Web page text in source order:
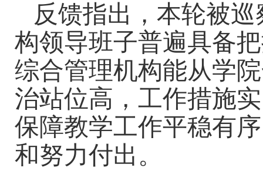
反馈指出，本轮被
构领导班子普遍具备
综合管理机构能从学
治站位高，工作措施
保障教学工作平稳有
和努力付出。